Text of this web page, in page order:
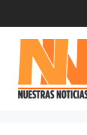
contenido